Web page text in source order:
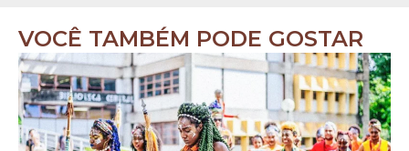
VOCÊ TAMBÉM PODE GOSTAR